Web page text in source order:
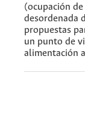
(ocupación
desordenada
propuestas
un punto de
alimentación